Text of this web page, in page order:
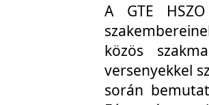
A GTE
közös
versenyekkel
során